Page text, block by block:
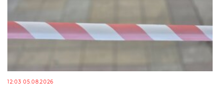
12:03 05.08.2026